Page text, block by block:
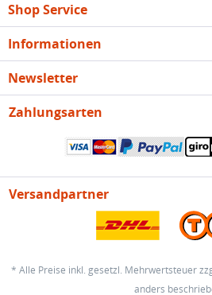
Shop Service
Informationen
Newsletter
Zahlungsarten
Versandpartner
* Alle Preise inkl. gesetzl. Mehrwertsteuer
anders